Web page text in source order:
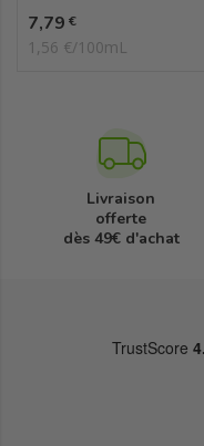
Prix
7,79 €
1,56 €/100mL
Livraison
offerte
dès 49€ d'achat